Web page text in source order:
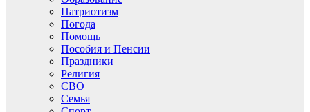
Патриотизм
Погода
Помощь
Пособия и Пенсии
Праздники
Религия
СВО
Семья